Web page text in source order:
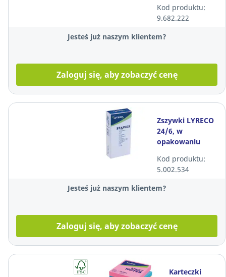
mm x 8 m
Kod produktu:
9.682.222
Jesteś już naszym klientem?
Zaloguj się, aby zobaczyć cenę
Zszywki LYRECO
24/6, w
opakowaniu
Kod produktu:
5.002.534
Jesteś już naszym klientem?
Zaloguj się, aby zobaczyć cenę
Karteczki